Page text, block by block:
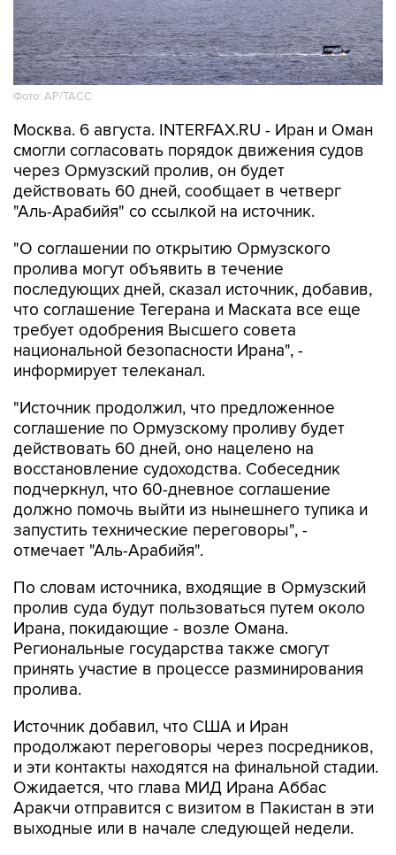
Фото: AP/ТАСС
Москва. 6 августа. INTERFAX.RU - Иран и Оман
смогли согласовать порядок движения судов
через Ормузский пролив, он будет
действовать 60 дней, сообщает в четверг
"Аль-Арабийя" со ссылкой на источник.
"О соглашении по открытию Ормузского
пролива могут объявить в течение
последующих дней, сказал источник, добавив,
что соглашение Тегерана и Маската все еще
требует одобрения Высшего совета
национальной безопасности Ирана", -
информирует телеканал.
"Источник продолжил, что предложенное
соглашение по Ормузскому проливу будет
действовать 60 дней, оно нацелено на
восстановление судоходства. Собеседник
подчеркнул, что 60-дневное соглашение
должно помочь выйти из нынешнего тупика и
запустить технические переговоры", -
отмечает "Аль-Арабийя".
По словам источника, входящие в Ормузский
пролив суда будут пользоваться путем около
Ирана, покидающие - возле Омана.
Региональные государства также смогут
принять участие в процессе разминирования
пролива.
Источник добавил, что США и Иран
продолжают переговоры через посредников,
и эти контакты находятся на финальной стадии.
Ожидается, что глава МИД Ирана Аббас
Аракчи отправится с визитом в Пакистан в эти
выходные или в начале следующей недели.